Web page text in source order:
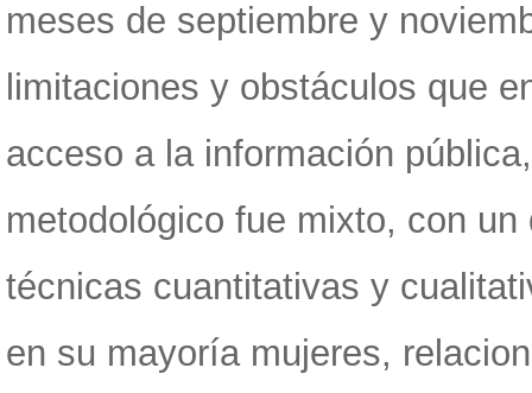
meses de septiembre y
limitaciones y obstáculos que
acceso a la información
metodológico fue mixto, con
técnicas cuantitativas y
en su mayoría mujeres,